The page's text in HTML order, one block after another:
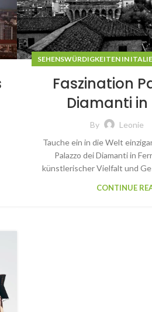
SEHENSWÜRDIGKEITEN IN
Faszination
Diamanti in
By Leonie
Tauche ein in die Welt
Palazzo dei Diamanti in
künstlerischer Vielfalt und
CONTINUE